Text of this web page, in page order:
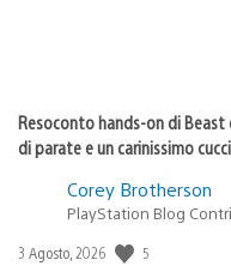
Resoconto hands-on di
di parate e un carinissimo
Corey Brotherson
PlayStation Blog
Data
3 Agosto, 2026 5